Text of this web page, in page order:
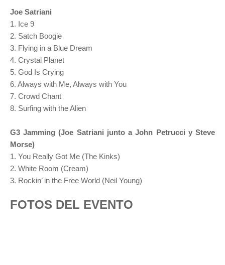
Joe Satriani
1. Ice 9
2. Satch Boogie
3. Flying in a Blue Dream
4. Crystal Planet
5. God Is Crying
6. Always with Me, Always with You
7. Crowd Chant
8. Surfing with the Alien
G3 Jamming (Joe Satriani junto a John Petrucci y Steve
Morse)
1. You Really Got Me (The Kinks)
2. White Room (Cream)
3. Rockin’ in the Free World (Neil Young)
FOTOS DEL EVENTO